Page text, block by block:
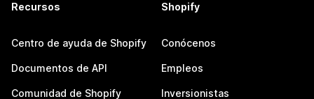
Recursos
Centro de ayuda de Shopify
Documentos de API
Comunidad de Shopify
Shopify
Conócenos
Empleos
Inversionistas